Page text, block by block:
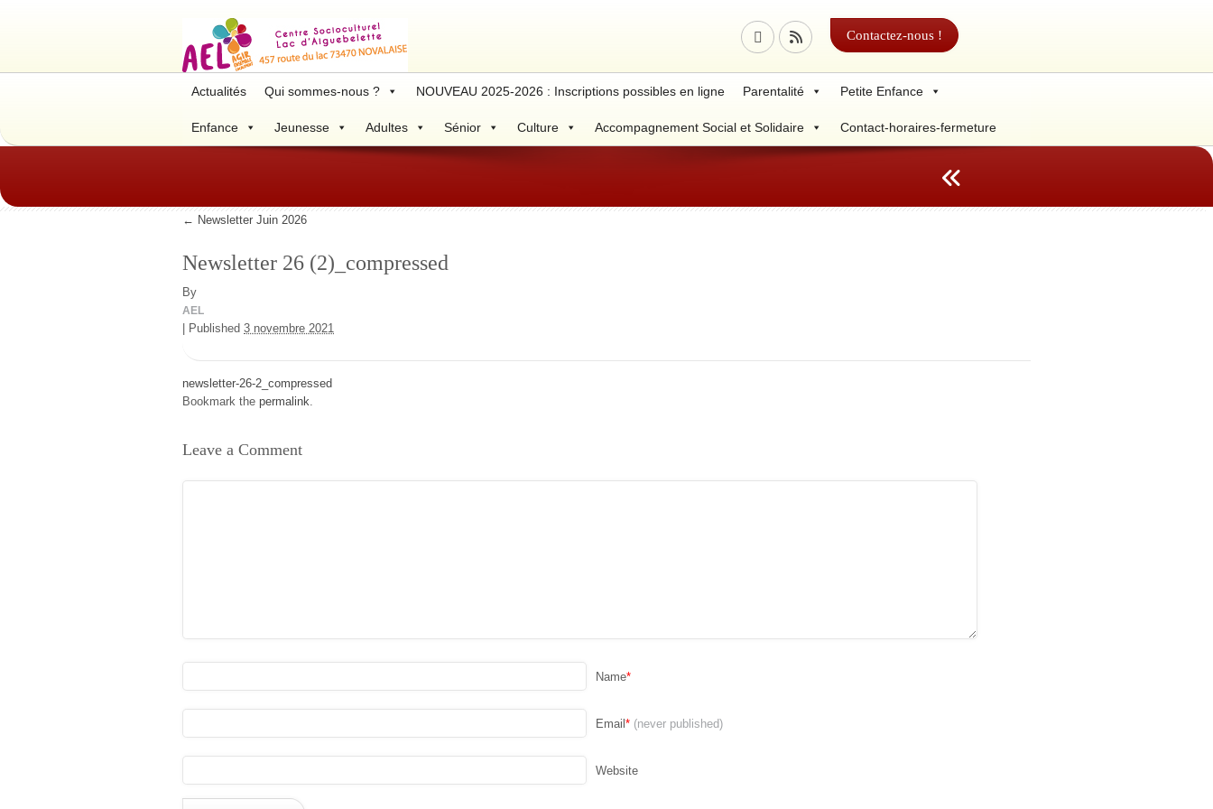
Contactez-nous !
Actualités Qui sommes-nous ? NOUVEAU 2025-2026 : Inscriptions possibles en ligne Parentalité Petite Enfance
Enfance Jeunesse Adultes Sénior Culture Accompagnement Social et Solidaire Contact-horaires-fermeture
← Newsletter Juin 2026
Newsletter 26 (2)_compressed
By
AEL
Published 3 novembre 2021
newsletter-26-2_compressed
Bookmark the permalink.
Leave a Comment
Name*
Email* (never published)
Website